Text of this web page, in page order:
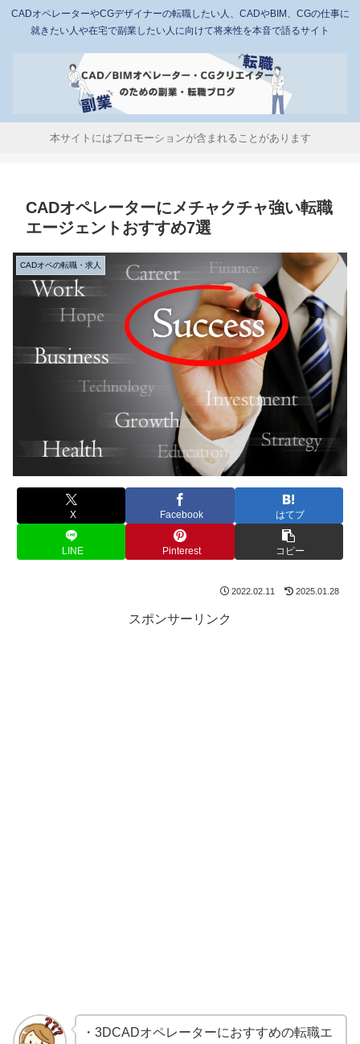
CADオペレーターやCGデザイナーの転職したい人、CADやBIM、CGの仕事に
就きたい人や在宅で副業したい人に向けて将来性を本音で語るサイト
本サイトにはプロモーションが含まれることがあります
CADオペレーターにメチャクチャ強い転職
エージェントおすすめ7選
CADオペの転職・求人
X Facebook はてブ
LINE Pinterest コピー
2022.02.11 2025.01.28
スポンサーリンク
・3DCADオペレーターにおすすめの転職エ